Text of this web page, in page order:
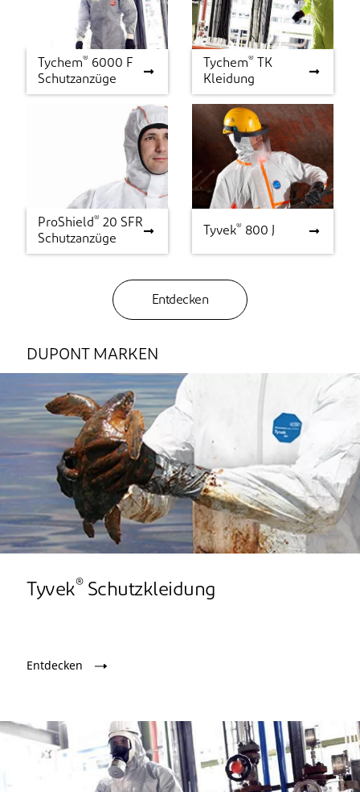
Tychem
6000 F
Schutzanzüge
Tychem® 6000 F
Schutzanzüge
Tychem
TK
Kleidung
Tychem®
TK
Kleidung
ProShield
20 SFR
Schutzanzüge
ProShield® 20 SFR
Schutzanzüge
Tyvek® 800 J
Tyvek® 800 J
Entdecken
DUPONT MARKEN
Tyvek® Schutzkleidung
Entdecken